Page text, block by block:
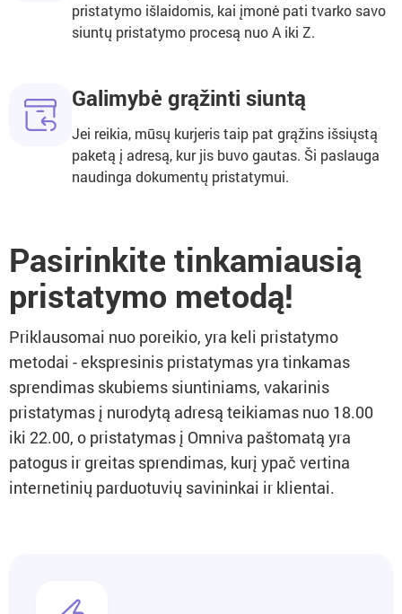
pristatymo išlaidomis, kai įmonė pati tvarko savo
siuntų pristatymo procesą nuo A iki Z.
Galimybė grąžinti siuntą
Jei reikia, mūsų kurjeris taip pat grąžins išsiųstą
paketą į adresą, kur jis buvo gautas. Ši paslauga
naudinga dokumentų pristatymui.
Pasirinkite tinkamiausią
pristatymo metodą!
Priklausomai nuo poreikio, yra keli pristatymo
metodai - ekspresinis pristatymas yra tinkamas
sprendimas skubiems siuntiniams, vakarinis
pristatymas į nurodytą adresą teikiamas nuo 18.00
iki 22.00, o pristatymas į Omniva paštomatą yra
patogus ir greitas sprendimas, kurį ypač vertina
internetinių parduotuvių savininkai ir klientai.